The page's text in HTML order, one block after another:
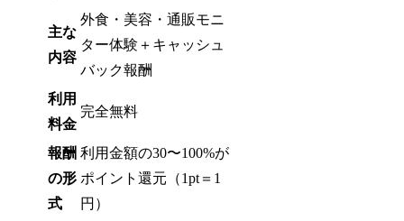
主な
内容
外食・美容・通販モニ
ター体験＋キャッシュ
バック報酬
利用
料金
完全無料
報酬
の形
式
利用金額の30〜100%が
ポイント還元（1pt＝1
円）